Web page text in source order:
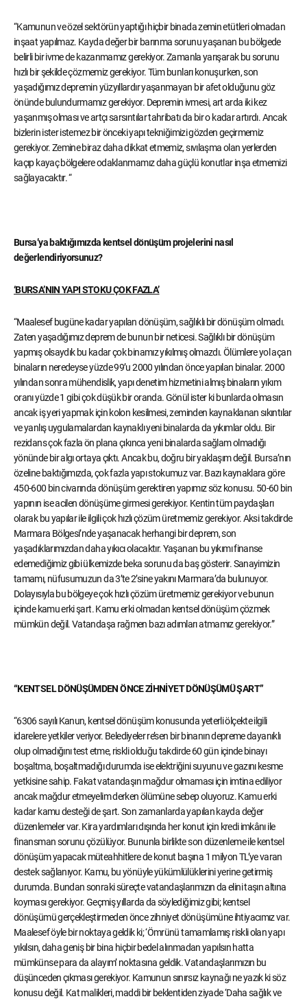
“Kamunun ve özel sektörün yaptığı hiçbir binada zemin etütleri olmadan
inşaat yapılmaz. Kayda değer bir barınma sorunu yaşanan bu bölgede
belirli bir ivme de kazanmamız gerekiyor. Zamanla yarışarak bu sorunu
hızlı bir şekilde çözmemiz gerekiyor. Tüm bunları konuşurken, son
yaşadığımız depremin yüzyıllardır yaşanmayan bir afet olduğunu göz
önünde bulundurmamız gerekiyor. Depremin ivmesi, art arda iki kez
yaşanmış olması ve artçı sarsıntılar tahribatı da bir o kadar artırdı. Ancak
bizlerin ister istemez bir önceki yapı tekniğimizi gözden geçirmemiz
gerekiyor. Zemine biraz daha dikkat etmemiz, sıvılaşma olan yerlerden
kaçıp kayaç bölgelere odaklanmamız daha güçlü konutlar inşa etmemizi
sağlayacaktır. “
Bursa’ya baktığımızda kentsel dönüşüm projelerini nasıl
değerlendiriyorsunuz?
‘BURSA’NIN YAPI STOKU ÇOK FAZLA’
“Maalesef bugüne kadar yapılan dönüşüm, sağlıklı bir dönüşüm olmadı.
Zaten yaşadığımız deprem de bunun bir neticesi. Sağlıklı bir dönüşüm
yapmış olsaydık bu kadar çok binamız yıkılmış olmazdı. Ölümlere yol açan
binaların neredeyse yüzde 99’u 2000 yılından önce yapılan binalar. 2000
yılından sonra mühendislik, yapı denetim hizmetini almış binaların yıkım
oranı yüzde 1 gibi çok düşük bir oranda. Gönül ister ki bunlarda olmasın
ancak iş yeri yapmak için kolon kesilmesi, zeminden kaynaklanan sıkıntılar
ve yanlış uygulamalardan kaynaklı yeni binalarda da yıkımlar oldu. Bir
rezidans çok fazla ön plana çıkınca yeni binalarda sağlam olmadığı
yönünde bir algı ortaya çıktı. Ancak bu, doğru bir yaklaşım değil. Bursa’nın
özeline baktığımızda, çok fazla yapı stokumuz var. Bazı kaynaklara göre
450-600 bin civarında dönüşüm gerektiren yapımız söz konusu. 50-60 bin
yapının ise acilen dönüşüme girmesi gerekiyor. Kentin tüm paydaşları
olarak bu yapılar ile ilgili çok hızlı çözüm üretmemiz gerekiyor. Aksi takdirde
Marmara Bölgesi’nde yaşanacak herhangi bir deprem, son
yaşadıklarımızdan daha yıkıcı olacaktır. Yaşanan bu yıkımı finanse
edemediğimiz gibi ülkemizde beka sorunu da baş gösterir. Sanayimizin
tamamı, nüfusumuzun da 3’te 2’sine yakını Marmara’da bulunuyor.
Dolayısıyla bu bölgeye çok hızlı çözüm üretmemiz gerekiyor ve bunun
içinde kamu erki şart. Kamu erki olmadan kentsel dönüşüm çözmek
mümkün değil. Vatandaşa rağmen bazı adımları atmamız gerekiyor.”
“KENTSEL DÖNÜŞÜMDEN ÖNCE ZİHNİYET DÖNÜŞÜMÜ ŞART”
“6306 sayılı Kanun, kentsel dönüşüm konusunda yeterli ölçekte ilgili
idarelere yetkiler veriyor. Belediyeler re’sen bir binanın depreme dayanıklı
olup olmadığını test etme, riskli olduğu takdirde 60 gün içinde binayı
boşaltma, boşaltmadığı durumda ise elektriğini suyunu ve gazını kesme
yetkisine sahip. Fakat vatandaşın mağdur olmaması için imtina ediliyor
ancak mağdur etmeyelim derken ölümüne sebep oluyoruz. Kamu erki
kadar kamu desteği de şart. Son zamanlarda yapılan kayda değer
düzenlemeler var. Kira yardımları dışında her konut için kredi imkânı ile
finansman sorunu çözülüyor. Bununla birlikte son düzenleme ile kentsel
dönüşüm yapacak müteahhitlere de konut başına 1 milyon TL’ye varan
destek sağlanıyor. Kamu, bu yönüyle yükümlülüklerini yerine getirmiş
durumda. Bundan sonraki süreçte vatandaşlarımızın da elini taşın altına
koyması gerekiyor. Geçmiş yıllarda da söylediğimiz gibi; kentsel
dönüşümü gerçekleştirmeden önce zihniyet dönüşümüne ihtiyacımız var.
Maalesef öyle bir noktaya geldik ki; ‘Ömrünü tamamlamış riskli olan yapı
yıkılsın, daha geniş bir bina hiçbir bedel alınmadan yapılsın hatta
mümkünse para da alayım’ noktasına geldik. Vatandaşlarımızın bu
düşünceden çıkması gerekiyor. Kamunun sınırsız kaynağı ne yazık ki söz
konusu değil. Kat malikleri, maddi bir beklentiden ziyade ‘Daha sağlık ve